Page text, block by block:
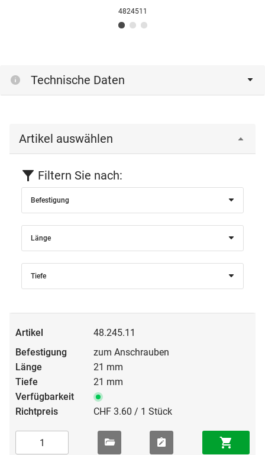
4824511
Technische Daten
Artikel auswählen
Filtern Sie nach:
Befestigung
Länge
Tiefe
48.245.11
zum Anschrauben
21 mm
21 mm
CHF 3.60 / 1 Stück